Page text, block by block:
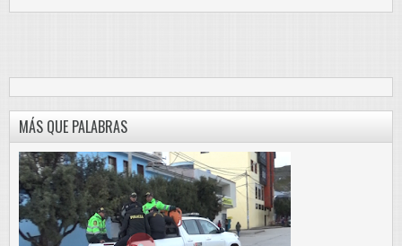
MÁS QUE PALABRAS